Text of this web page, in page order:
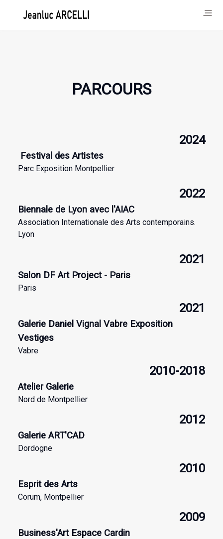
PARCOURS
2024
Festival des Artistes
Parc Exposition Montpellier
2022
Biennale de Lyon avec l'AIAC
Association Internationale des Arts contemporains.
Lyon
2021
Salon DF Art Project - Paris
Paris
2021
Galerie Daniel Vignal Vabre Exposition
Vestiges
Vabre
2010-2018
Atelier Galerie
Nord de Montpellier
2012
Galerie ART'CAD
Dordogne
2010
Esprit des Arts
Corum, Montpellier
2009
Business'Art Espace Cardin